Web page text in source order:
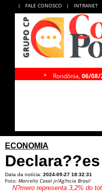
| FALE CONOSCO | INTRANET
* Rondônia, 06/08/
ECONOMIA
Data da notícia: 2024-09-27 18:32:31
Foto: Marcello Casal jr/Ag?ncia Brasil
N?mero representa 3,2% do